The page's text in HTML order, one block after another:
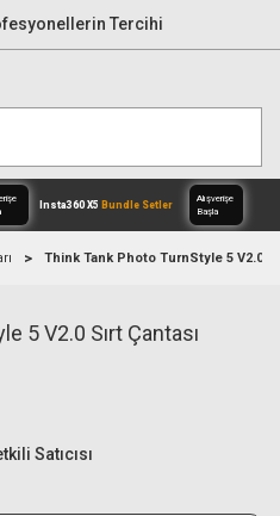
Tercihi
Setler
Alışverişe
Think Tank Photo TurnStyle 5 V2.0
5 V2.0 Sırt Çantası
Satıcısı